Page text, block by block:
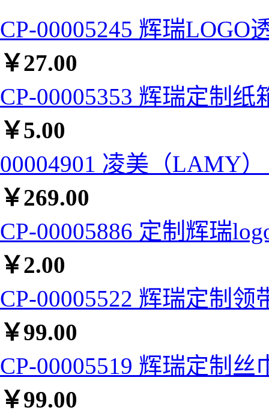
CP-00005245 辉瑞LOGO
￥27.00
CP-00005353 辉瑞定制纸
￥5.00
00004901 凌美（LAMY
￥269.00
CP-00005886 定制辉瑞
￥2.00
CP-00005522 辉瑞定制领
￥99.00
CP-00005519 辉瑞定制丝
￥99.00